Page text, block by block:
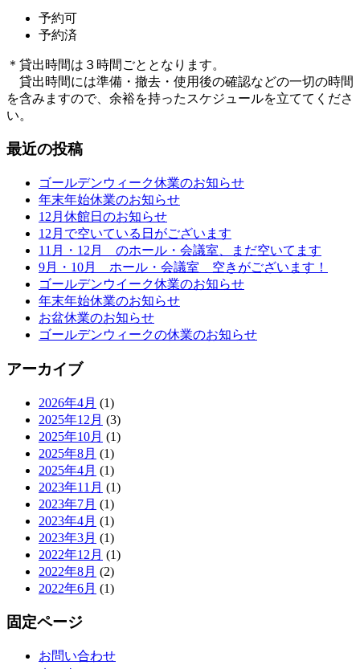
予約可
予約済
＊貸出時間は３時間ごととなります。
貸出時間には準備・撤去・使用後の確認などの一切の時間
を含みますので、余裕を持ったスケジュールを立ててくださ
い。
最近の投稿
ゴールデンウィーク休業のお知らせ
年末年始休業のお知らせ
12月休館日のお知らせ
12月で空いている日がございます
11月・12月 のホール・会議室、まだ空いてます
9月・10月 ホール・会議室 空きがございます！
ゴールデンウイーク休業のお知らせ
年末年始休業のお知らせ
お盆休業のお知らせ
ゴールデンウィークの休業のお知らせ
アーカイブ
2026年4月 (1)
2025年12月 (3)
2025年10月 (1)
2025年8月 (1)
2025年4月 (1)
2023年11月 (1)
2023年7月 (1)
2023年4月 (1)
2023年3月 (1)
2022年12月 (1)
2022年8月 (2)
2022年6月 (1)
固定ページ
お問い合わせ